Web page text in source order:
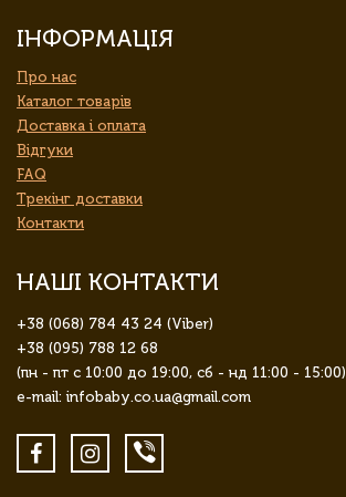
ІНФОРМАЦІЯ
Про нас
Каталог товарів
Доставка і оплата
Відгуки
FAQ
Трекінг доставки
Контакти
НАШІ КОНТАКТИ
+38 (068) 784 43 24 (Viber)
+38 (095) 788 12 68
(пн - пт с 10:00 до 19:00, сб - нд 11:00 - 15:00)
e-mail: infobaby.co.ua@gmail.com